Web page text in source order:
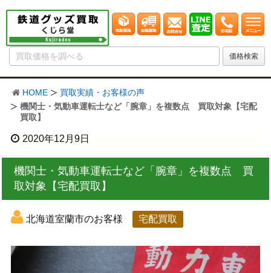
HOME
買取実績・お客様の声
機関士・気動車運転士など「腕章」を複数点 買取対象【宅配
買取】
2020年12月9日
機関士・気動車運転士など「腕章」を複数点 買
取対象【宅配買取】
北海道室蘭市のお客様 宅配買取